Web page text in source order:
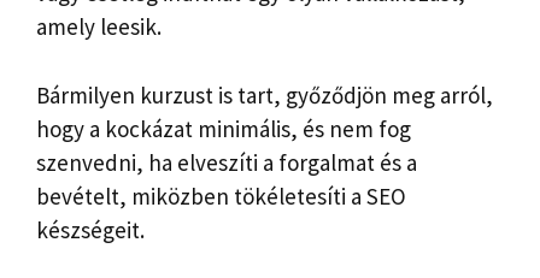
amely leesik.
Bármilyen kurzust is tart, győződjön meg arról,
hogy a kockázat minimális, és nem fog
szenvedni, ha elveszíti a forgalmat és a
bevételt, miközben tökéletesíti a SEO
készségeit.